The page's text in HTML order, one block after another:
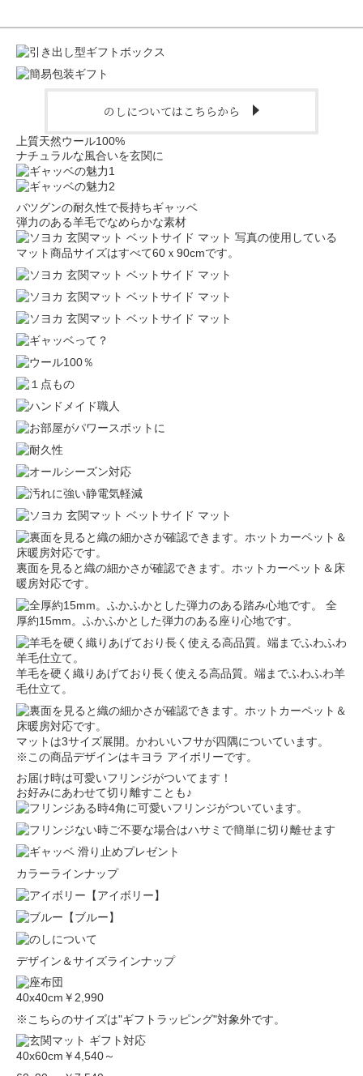
のしについてはこちらから
上質天然ウール100%
ナチュラルな風合いを玄関に
バツグンの耐久性で長持ちギャッベ
弾力のある羊毛でなめらかな素材
写真の使用している
マット商品サイズはすべて60ｘ90cmです。
裏面を見ると織の細かさが確認できます。ホットカーペット＆床
暖房対応です。
全
厚約15mm。ふかふかとした弾力のある座り心地です。
羊毛を硬く織りあげており長く使える高品質。端までふわふわ羊
毛仕立て。
マットは3サイズ展開。かわいいフサが四隅についています。
※この商品デザインはキヨラ アイボリーです。
お届け時は可愛いフリンジがついてます！
お好みにあわせて切り離すことも♪
4角に可愛いフリンジがついています。
ご不要な場合はハサミで簡単に切り離せます
カラーラインナップ
【アイボリー】
【ブルー】
デザイン＆サイズラインナップ
40x40cm ￥2,990
※こちらのサイズは"ギフトラッピング"対象外です。
40x60cm ￥4,540～